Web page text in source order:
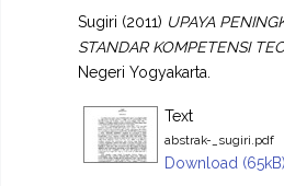
Sugiri (2011) UPAYA
STANDAR KOMPETENSI
Negeri Yogyakarta.
Text
abstrak-_sugiri.pdf
Download (65kB)